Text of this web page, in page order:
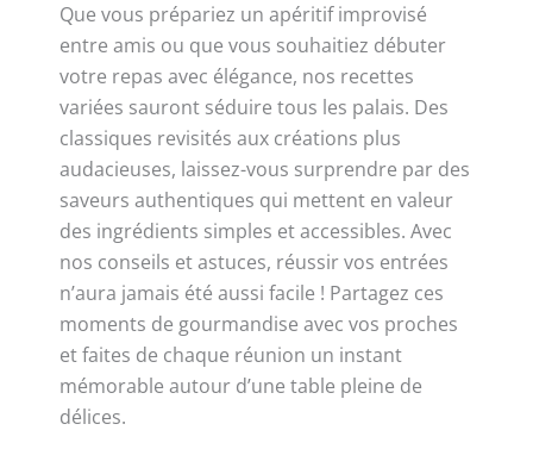
Que vous prépariez un apéritif improvisé
entre amis ou que vous souhaitiez débuter
votre repas avec élégance, nos recettes
variées sauront séduire tous les palais. Des
classiques revisités aux créations plus
audacieuses, laissez-vous surprendre par des
saveurs authentiques qui mettent en valeur
des ingrédients simples et accessibles. Avec
nos conseils et astuces, réussir vos entrées
n’aura jamais été aussi facile ! Partagez ces
moments de gourmandise avec vos proches
et faites de chaque réunion un instant
mémorable autour d’une table pleine de
délices.